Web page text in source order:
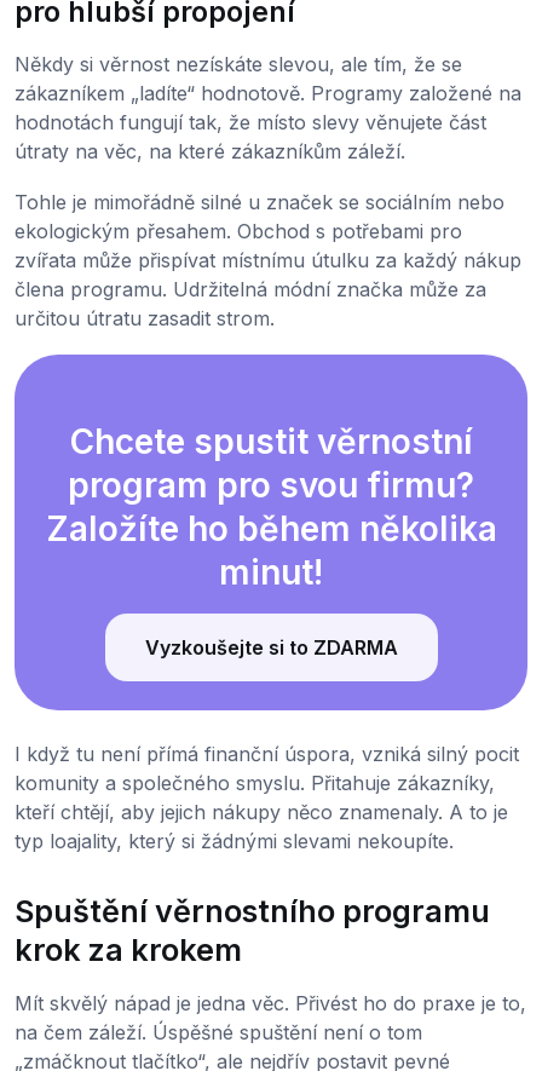
pro hlubší propojení
Někdy si věrnost nezískáte slevou, ale tím, že se
zákazníkem „ladíte“ hodnotově. Programy založené na
hodnotách fungují tak, že místo slevy věnujete část
útraty na věc, na které zákazníkům záleží.
Tohle je mimořádně silné u značek se sociálním nebo
ekologickým přesahem. Obchod s potřebami pro
zvířata může přispívat místnímu útulku za každý nákup
člena programu. Udržitelná módní značka může za
určitou útratu zasadit strom.
Chcete spustit věrnostní
program pro svou firmu?
Založíte ho během několika
minut!
Vyzkoušejte si to ZDARMA
I když tu není přímá finanční úspora, vzniká silný pocit
komunity a společného smyslu. Přitahuje zákazníky,
kteří chtějí, aby jejich nákupy něco znamenaly. A to je
typ loajality, který si žádnými slevami nekoupíte.
Spuštění věrnostního programu
krok za krokem
Mít skvělý nápad je jedna věc. Přivést ho do praxe je to,
na čem záleží. Úspěšné spuštění není o tom
„zmáčknout tlačítko“, ale nejdřív postavit pevné